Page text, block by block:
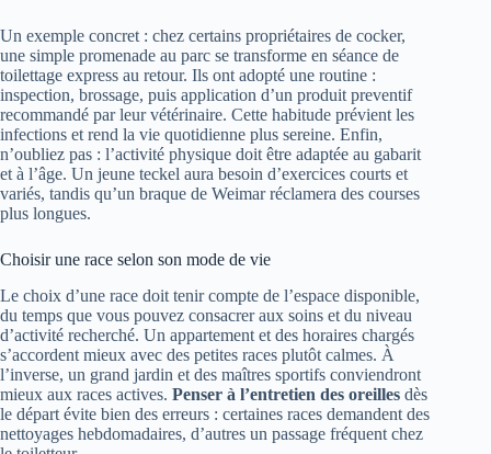
Un exemple concret : chez certains propriétaires de cocker,
une simple promenade au parc se transforme en séance de
toilettage express au retour. Ils ont adopté une routine :
inspection, brossage, puis application d’un produit preventif
recommandé par leur vétérinaire. Cette habitude prévient les
infections et rend la vie quotidienne plus sereine. Enfin,
n’oubliez pas : l’activité physique doit être adaptée au gabarit
et à l’âge. Un jeune teckel aura besoin d’exercices courts et
variés, tandis qu’un braque de Weimar réclamera des courses
plus longues.
Choisir une race selon son mode de vie
Le choix d’une race doit tenir compte de l’espace disponible,
du temps que vous pouvez consacrer aux soins et du niveau
d’activité recherché. Un appartement et des horaires chargés
s’accordent mieux avec des petites races plutôt calmes. À
l’inverse, un grand jardin et des maîtres sportifs conviendront
mieux aux races actives. Penser à l’entretien des oreilles dès
le départ évite bien des erreurs : certaines races demandent des
nettoyages hebdomadaires, d’autres un passage fréquent chez